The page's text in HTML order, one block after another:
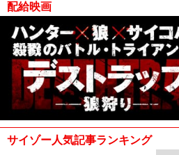
配給映画
サイゾー人気記事ランキング